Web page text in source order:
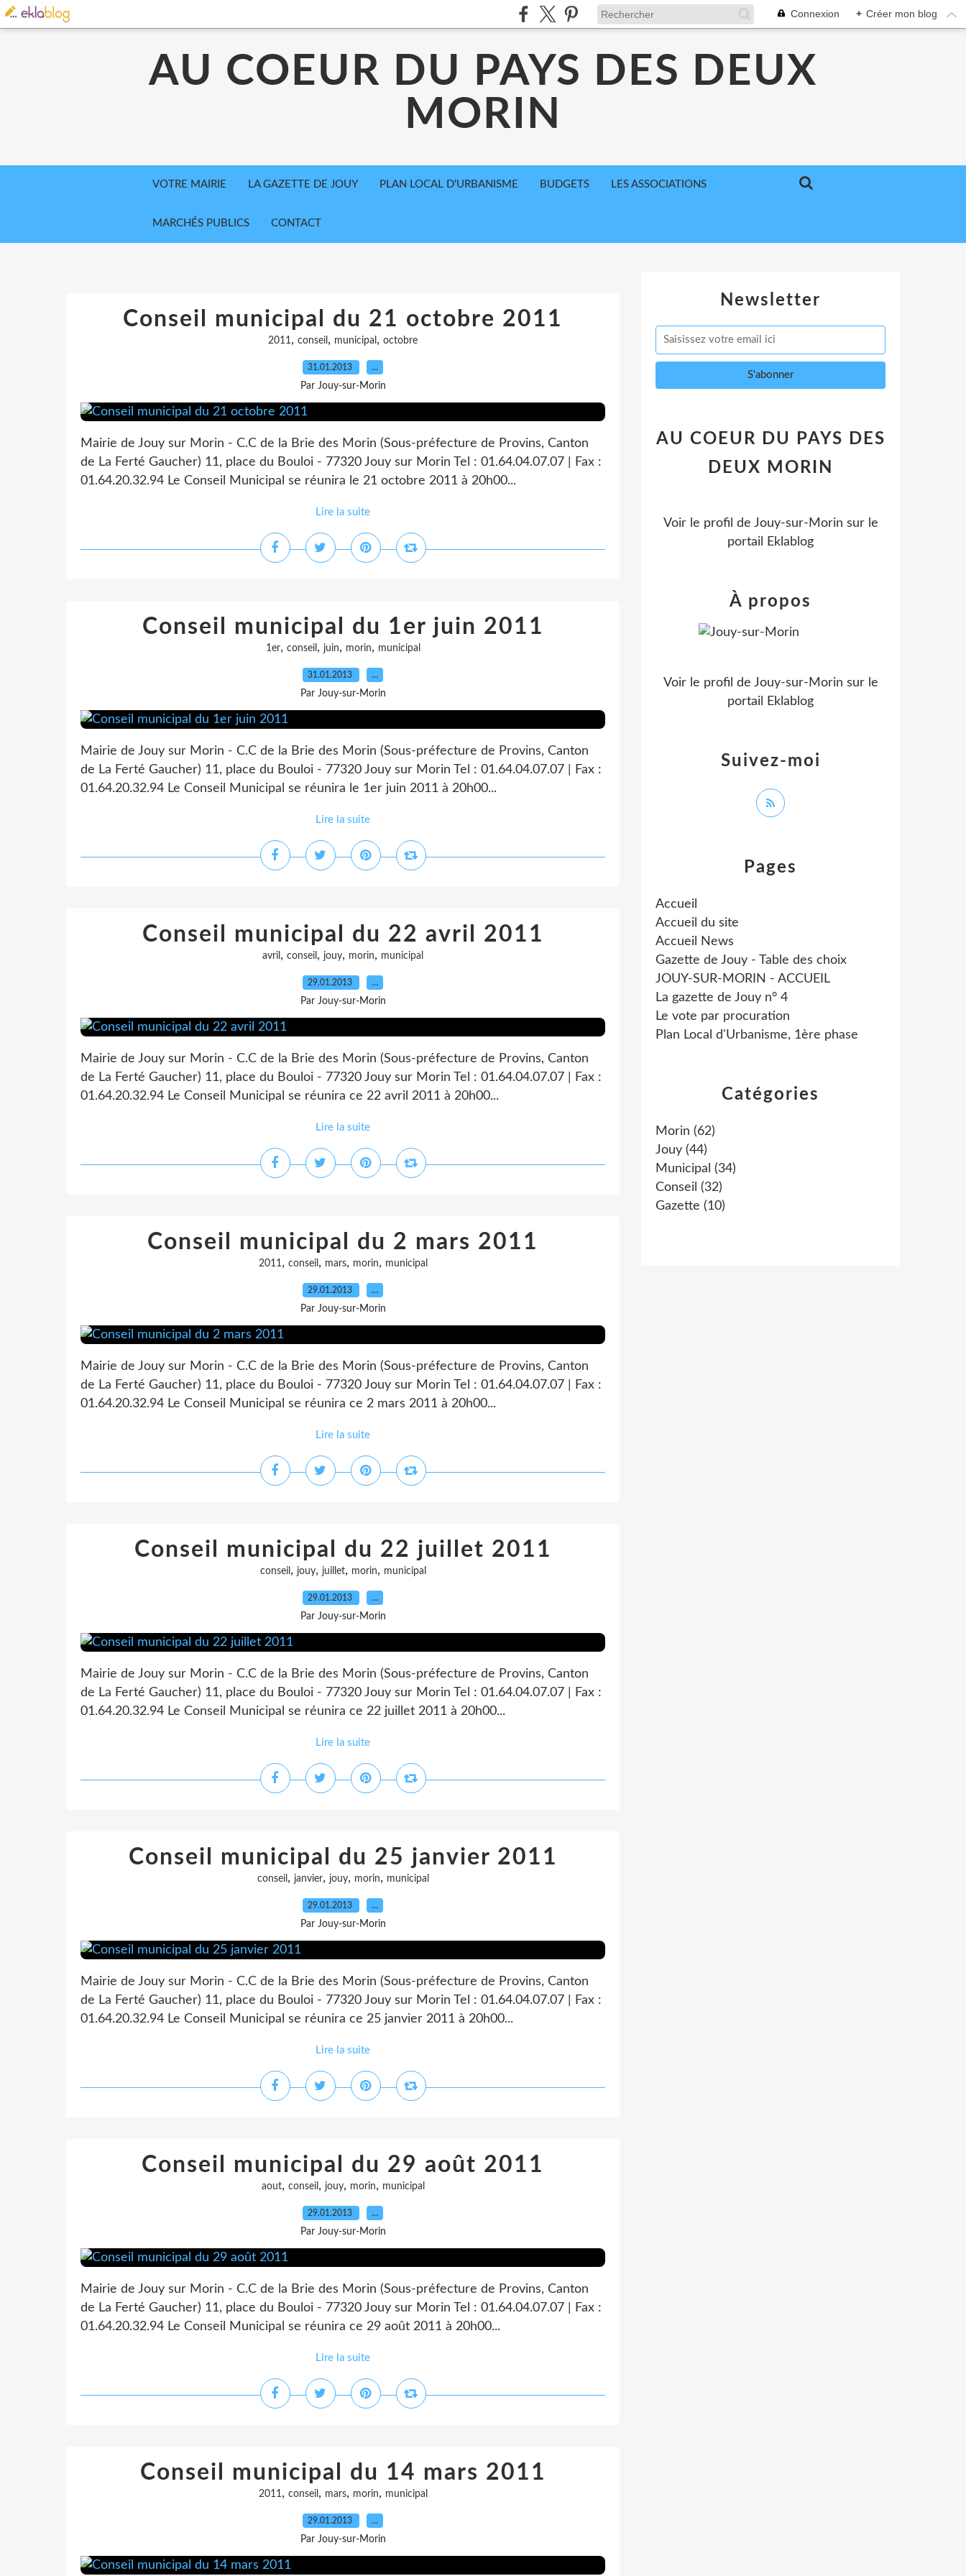
Connexion + Créer mon blog
AU COEUR DU PAYS DES DEUX
MORIN
VOTRE MAIRIE LA GAZETTE DE JOUY PLAN LOCAL D'URBANISME BUDGETS LES ASSOCIATIONS
MARCHÉS PUBLICS CONTACT
Conseil municipal du 21 octobre 2011
2011, conseil , municipal , octobre
31.01.2013 …
Par Jouy-sur-Morin
Mairie de Jouy sur Morin - C.C de la Brie des Morin (Sous-préfecture de Provins, Canton
de La Ferté Gaucher) 11, place du Bouloi - 77320 Jouy sur Morin Tel : 01.64.04.07.07 | Fax :
01.64.20.32.94 Le Conseil Municipal se réunira le 21 octobre 2011 à 20h00...
Lire la suite
Conseil municipal du 1er juin 2011
1er, conseil, juin, morin, municipal
31.01.2013 …
Par Jouy-sur-Morin
Mairie de Jouy sur Morin - C.C de la Brie des Morin (Sous-préfecture de Provins, Canton
de La Ferté Gaucher) 11, place du Bouloi - 77320 Jouy sur Morin Tel : 01.64.04.07.07 | Fax :
01.64.20.32.94 Le Conseil Municipal se réunira le 1er juin 2011 à 20h00...
Lire la suite
Conseil municipal du 22 avril 2011
avril , conseil , jouy, morin, municipal
29.01.2013 …
Par Jouy-sur-Morin
Mairie de Jouy sur Morin - C.C de la Brie des Morin (Sous-préfecture de Provins, Canton
de La Ferté Gaucher) 11, place du Bouloi - 77320 Jouy sur Morin Tel : 01.64.04.07.07 | Fax :
01.64.20.32.94 Le Conseil Municipal se réunira ce 22 avril 2011 à 20h00...
Lire la suite
Conseil municipal du 2 mars 2011
2011, conseil, mars, morin, municipal
29.01.2013 …
Par Jouy-sur-Morin
Mairie de Jouy sur Morin - C.C de la Brie des Morin (Sous-préfecture de Provins, Canton
de La Ferté Gaucher) 11, place du Bouloi - 77320 Jouy sur Morin Tel : 01.64.04.07.07 | Fax :
01.64.20.32.94 Le Conseil Municipal se réunira ce 2 mars 2011 à 20h00...
Lire la suite
Conseil municipal du 22 juillet 2011
conseil, jouy, juillet, morin, municipal
29.01.2013 …
Par Jouy-sur-Morin
Mairie de Jouy sur Morin - C.C de la Brie des Morin (Sous-préfecture de Provins, Canton
de La Ferté Gaucher) 11, place du Bouloi - 77320 Jouy sur Morin Tel : 01.64.04.07.07 | Fax :
01.64.20.32.94 Le Conseil Municipal se réunira ce 22 juillet 2011 à 20h00...
Lire la suite
Conseil municipal du 25 janvier 2011
conseil, janvier, jouy, morin, municipal
29.01.2013 …
Par Jouy-sur-Morin
Mairie de Jouy sur Morin - C.C de la Brie des Morin (Sous-préfecture de Provins, Canton
de La Ferté Gaucher) 11, place du Bouloi - 77320 Jouy sur Morin Tel : 01.64.04.07.07 | Fax :
01.64.20.32.94 Le Conseil Municipal se réunira ce 25 janvier 2011 à 20h00...
Lire la suite
Conseil municipal du 29 août 2011
aout, conseil, jouy, morin, municipal
29.01.2013 …
Par Jouy-sur-Morin
Mairie de Jouy sur Morin - C.C de la Brie des Morin (Sous-préfecture de Provins, Canton
de La Ferté Gaucher) 11, place du Bouloi - 77320 Jouy sur Morin Tel : 01.64.04.07.07 | Fax :
01.64.20.32.94 Le Conseil Municipal se réunira ce 29 août 2011 à 20h00...
Lire la suite
Conseil municipal du 14 mars 2011
2011, conseil, mars, morin, municipal
29.01.2013 …
Par Jouy-sur-Morin
Newsletter
Catégories
Morin (62)
Jouy (44)
Municipal (34)
Conseil (32)
Gazette (10)
Pages
Accueil
Accueil du site
Accueil News
Gazette de Jouy - Table des choix
JOUY-SUR-MORIN - ACCUEIL
La gazette de Jouy n° 4
Le vote par procuration
Plan Local d'Urbanisme, 1ère phase
AU COEUR DU PAYS DES
DEUX MORIN
Voir le profil de Jouy-sur-Morin sur le
portail Eklablog
Suivez-moi
À propos
Voir le profil de Jouy-sur-Morin sur le
portail Eklablog